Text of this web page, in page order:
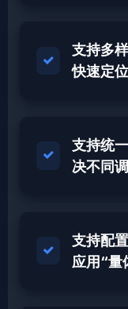
支持多
快速定
支持统
决不同
支持配
应用“量